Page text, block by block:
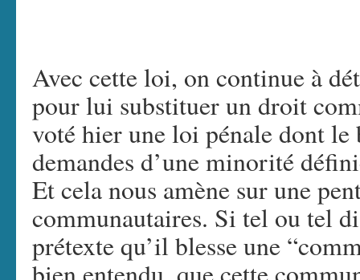
Avec cette loi, on continue à
pour lui substituer un droit
voté hier une loi pénale dont le
demandes d’une minorité
Et cela nous amène sur une
communautaires. Si tel ou tel
prétexte qu’il blesse une